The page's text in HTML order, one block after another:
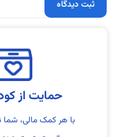
حمایت از
با هر کمک مالی، شما